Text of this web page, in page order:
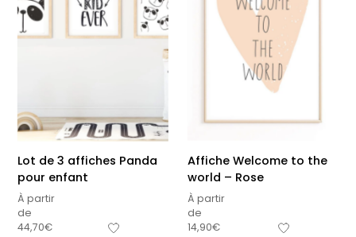
Lot de 3 affiches Panda
pour enfant
À partir
de
44,70€
Affiche Welcome to the
world – Rose
À partir
de
14,90€